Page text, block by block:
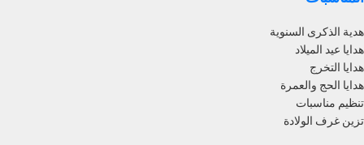
هدية الذكرى السنوية
هدايا عيد الميلاد
هدايا التخرج
هدايا الحج والعمرة
تنظيم مناسبات
تزين غرف الولادة